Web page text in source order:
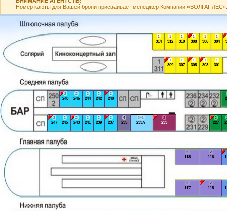
Номер каюты для Вашей брони присваивает менеджер Компании «ВОЛГАПЛЁС».
2
115
2
116
2
117
2
118
2
227
2
233
3+1
233А
4
235
2
237
2
239
2
240
2
241
2
242
2
243
2
244
2
245
2
246
2
247
2
248
1
301
1
303
1
304
1
305
1
306
1
307
1
308
1
309
1
310
1
312
1
314